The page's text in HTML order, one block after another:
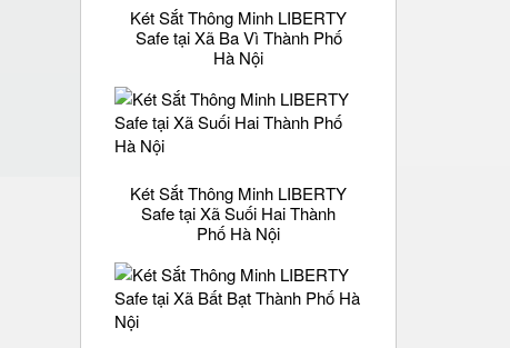
Két Sắt Thông Minh LIBERTY
Safe tại Xã Ba Vì Thành Phố
Hà Nội
Két Sắt Thông Minh LIBERTY
Safe tại Xã Suối Hai Thành
Phố Hà Nội